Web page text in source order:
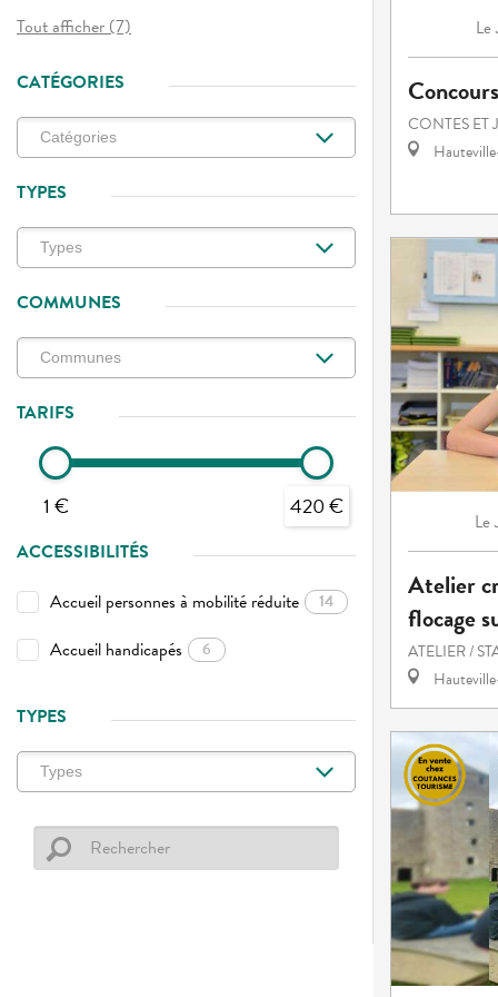
Tout afficher (7)
CATÉGORIES
TYPES
COMMUNES
TARIFS
1 € 420 €
ACCESSIBILITÉS
Accueil personnes à mobilité réduite
14
Accueil handicapés 6
TYPES
Le
CONTES ET
Le
Atelier
flocage
ATELIER /